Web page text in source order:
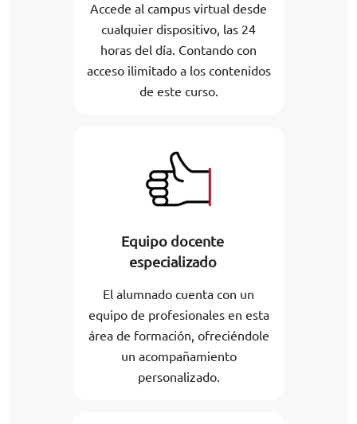
Accede al campus virtual desde
cualquier dispositivo, las 24
horas del día. Contando con
acceso ilimitado a los contenidos
de este curso.
Equipo docente
especializado
El alumnado cuenta con un
equipo de profesionales en esta
área de formación, ofreciéndole
un acompañamiento
personalizado.